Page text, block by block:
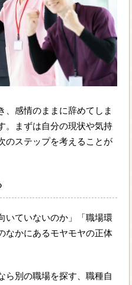
、感情のままに辞めてしま
。まずは自分の現状や気持
のステップを考えることが
いていないのか」「職場環
なかにあるモヤモヤの正体
ら別の職場を探す、職種自